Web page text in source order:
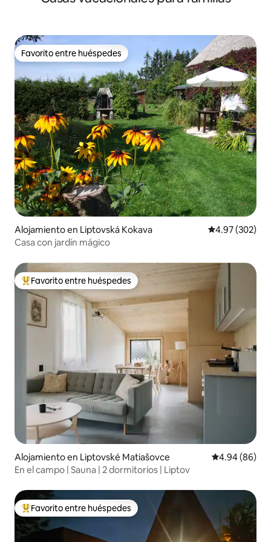
Favorito entre huéspedes
Favorito entre huéspedes
Alojamiento en Liptovská Kokava Calificación
4.97 (302)
Casa con jardín mágico
Favorito entre huéspedes preferido
Favorito entre huéspedes
Alojamiento en Liptovské Matiašovce Calificación
4.94 (86)
En el campo | Sauna | 2 dormitorios | Liptov
Favorito entre huéspedes preferido
Favorito entre huéspedes